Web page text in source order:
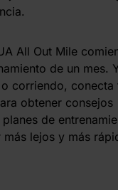
All Out Mile
de un mes.
corriendo,
obtener consejos
de
lejos y más